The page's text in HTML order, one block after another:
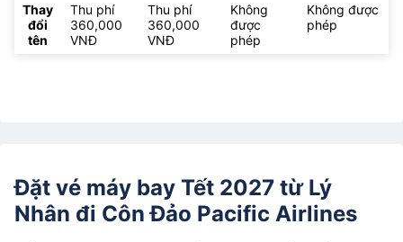
Thay
đổi
tên
Thu phí
360,000
VNĐ
Thu phí
360,000
VNĐ
Không
được
phép
Không được
phép
Đặt vé máy bay Tết 2027 từ Lý
Nhân đi Côn Đảo Pacific Airlines